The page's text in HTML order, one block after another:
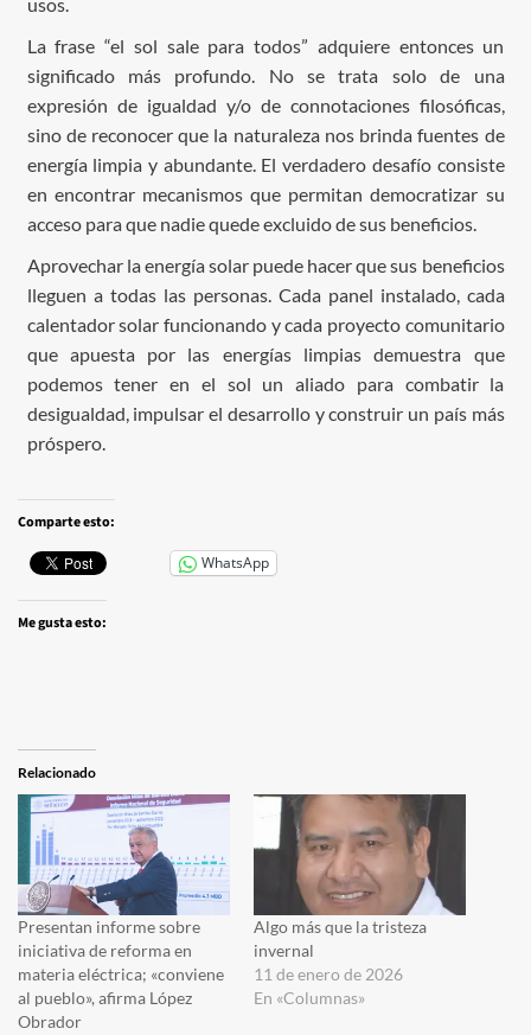
La frase “el sol sale para todos” adquiere entonces un
significado más profundo. No se trata solo de una
expresión de igualdad y/o de connotaciones filosóficas,
sino de reconocer que la naturaleza nos brinda fuentes de
energía limpia y abundante. El verdadero desafío consiste
en encontrar mecanismos que permitan democratizar su
acceso para que nadie quede excluido de sus beneficios.
Aprovechar la energía solar puede hacer que sus beneficios
lleguen a todas las personas. Cada panel instalado, cada
calentador solar funcionando y cada proyecto comunitario
que apuesta por las energías limpias demuestra que
podemos tener en el sol un aliado para combatir la
desigualdad, impulsar el desarrollo y construir un país más
próspero.
Comparte esto:
WhatsApp
Me gusta esto:
Relacionado
Presentan informe sobre
iniciativa de reforma en
materia eléctrica; «conviene
al pueblo», afirma López
Obrador
Algo más que la tristeza
invernal
11 de enero de 2026
En «Columnas»